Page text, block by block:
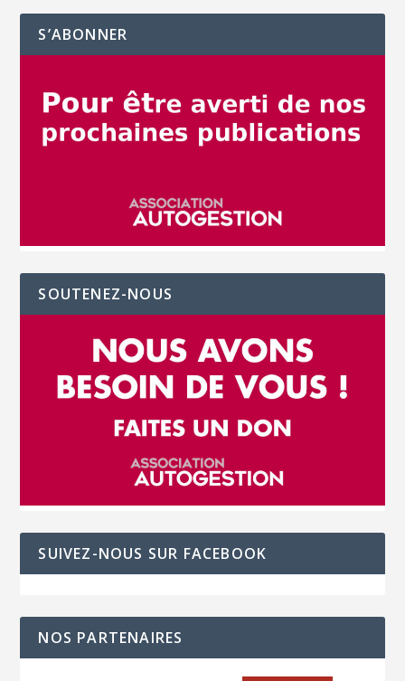
S’ABONNER
SOUTENEZ-NOUS
SUIVEZ-NOUS SUR FACEBOOK
NOS PARTENAIRES